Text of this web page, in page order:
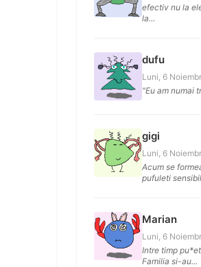
efectiv nu la
la...
dufu
Luni, 6
"Eu am numai
gigi
Luni, 6
Acum se
pufuleti
Marian
Luni, 6
Intre timp
Familia si-au...